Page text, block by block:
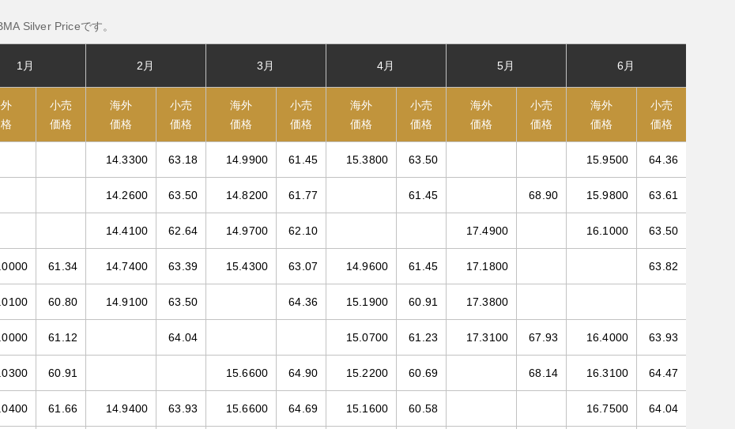
Silver Priceです。
1月 2月 3月 4月 5月 6月
小売
価格
海外
価格
小売
価格
海外
価格
小売
価格
海外
価格
小売
価格
海外
価格
小売
価格
海外
価格
小売
価格
14.3300 63.18 14.9900 61.45 15.3800 63.50 15.9500 64.36
14.2600 63.50 14.8200 61.77 61.45 68.90 15.9800 63.61
14.4100 62.64 14.9700 62.10 17.4900 16.1000 63.50
61.34 14.7400 63.39 15.4300 63.07 14.9600 61.45 17.1800 63.82
60.80 14.9100 63.50 64.36 15.1900 60.91 17.3800
61.12 64.04 15.0700 61.23 17.3100 67.93 16.4000 63.93
60.91 15.6600 64.90 15.2200 60.69 68.14 16.3100 64.47
61.66 14.9400 63.93 15.6600 64.69 15.1600 60.58 16.7500 64.04